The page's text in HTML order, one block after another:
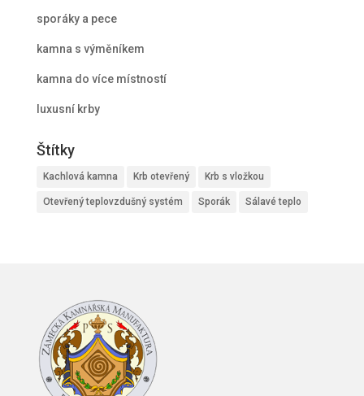
sporáky a pece
kamna s výměníkem
kamna do více místností
luxusní krby
Štítky
Kachlová kamna Krb otevřený Krb s vložkou
Otevřený teplovzdušný systém Sporák Sálavé teplo